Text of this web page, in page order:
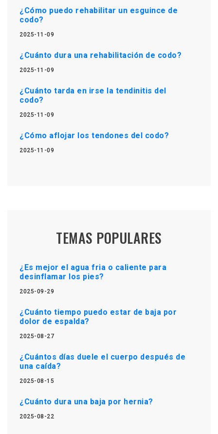
¿Cómo puedo rehabilitar un esguince de
codo?
2025-11-09
¿Cuánto dura una rehabilitación de codo?
2025-11-09
¿Cuánto tarda en irse la tendinitis del
codo?
2025-11-09
¿Cómo aflojar los tendones del codo?
2025-11-09
TEMAS POPULARES
¿Es mejor el agua fria o caliente para
desinflamar los pies?
2025-09-29
¿Cuánto tiempo puedo estar de baja por
dolor de espalda?
2025-08-27
¿Cuántos días duele el cuerpo después de
una caída?
2025-08-15
¿Cuánto dura una baja por hernia?
2025-08-22